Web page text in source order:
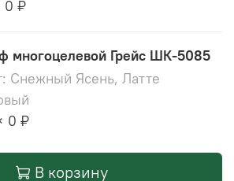
0 ₽
многоцелевой Грейс ШК-5085
Снежный Ясень, Латте
0 ₽
В корзину